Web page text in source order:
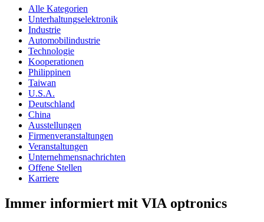
Alle Kategorien
Unterhaltungselektronik
Industrie
Automobilindustrie
Technologie
Kooperationen
Philippinen
Taiwan
U.S.A.
Deutschland
China
Ausstellungen
Firmenveranstaltungen
Veranstaltungen
Unternehmensnachrichten
Offene Stellen
Karriere
Immer informiert mit VIA optronics